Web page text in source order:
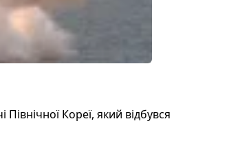
Кореї, який відбувся